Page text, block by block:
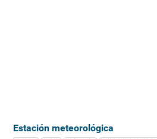
Estación meteorológica